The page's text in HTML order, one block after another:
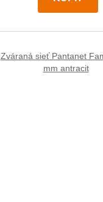
Zváraná sieť Pantanet
mm antracit